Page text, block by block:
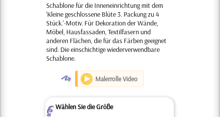
Schablone für die Inneneinrichtung mit dem
'Kleine geschlossene Blüte 3. Packung zu 4
Stück.'-Motiv. Für Dekoration der Wände,
Möbel, Hausfassaden, Textilfasern und
anderen Flächen, die für das Färben geeignet
sind. Die einschichtige wiederverwendbare
Schablone.
O Malerrolle Video
ZWählen Sie die Größe